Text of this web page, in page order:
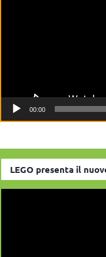
00:00
LEGO presenta il